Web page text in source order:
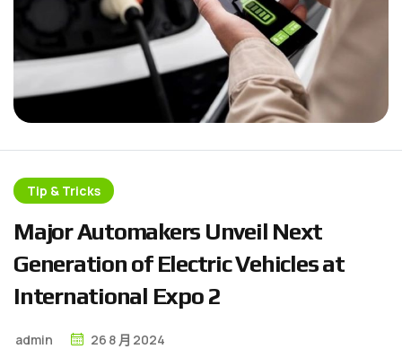
Tip & Tricks
MajorAutomakers Unveil Next
Generation of ElectricVehiclesat
International Expo 2
admin 26 8 月 2024